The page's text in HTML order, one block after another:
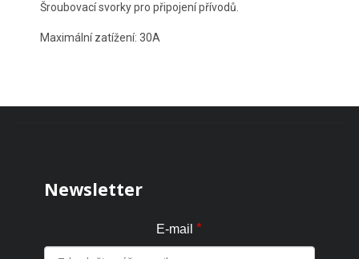
Šroubovací svorky pro připojení přívodů.
Maximální zatížení: 30A
Newsletter
E-mail *